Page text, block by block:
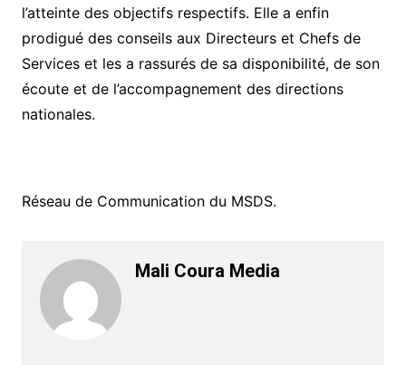
l’atteinte des objectifs respectifs. Elle a enfin
prodigué des conseils aux Directeurs et Chefs de
Services et les a rassurés de sa disponibilité, de son
écoute et de l’accompagnement des directions
nationales.
Réseau de Communication du MSDS.
Mali Coura Media